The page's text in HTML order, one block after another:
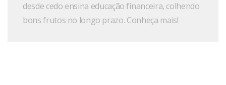
desde cedo ensina educação financeira, colhendo
bons frutos no longo prazo. Conheça mais!